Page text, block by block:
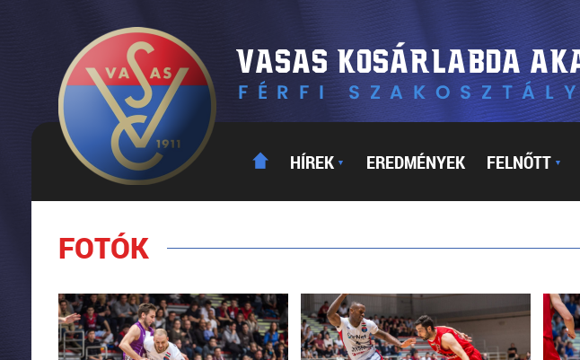
HÍREK ▼ EREDMÉNYEK FELNŐTT ▼
FOTÓK